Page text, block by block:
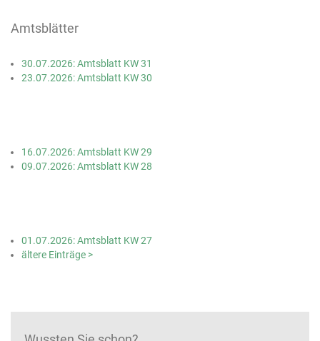
Amtsblätter
30.07.2026: Amtsblatt KW 31
23.07.2026: Amtsblatt KW 30
16.07.2026: Amtsblatt KW 29
09.07.2026: Amtsblatt KW 28
01.07.2026: Amtsblatt KW 27
ältere Einträge >